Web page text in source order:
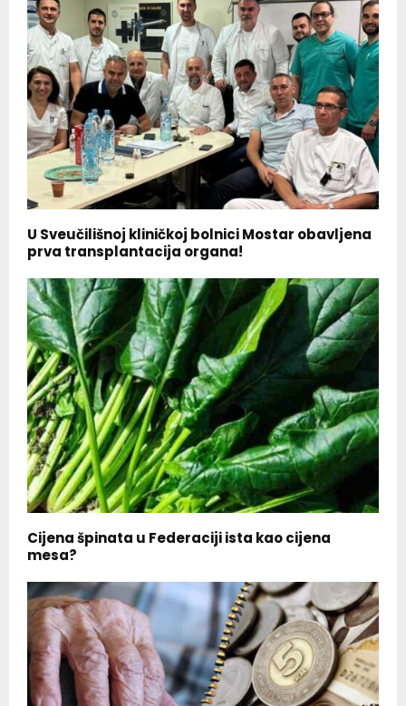
U Sveučilišnoj kliničkoj bolnici Mostar obavljena
prva transplantacija organa!
Cijena špinata u Federaciji ista kao cijena
mesa?